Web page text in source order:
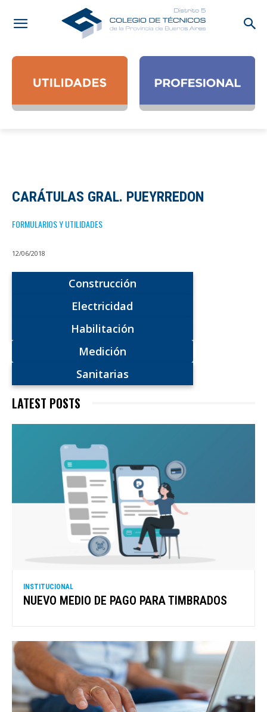
CARÁTULAS GRAL. PUEYRREDON
FORMULARIOS Y UTILIDADES
12/06/2018
Construcción
Electricidad
Habilitación
Medición
Sanitarias
LATEST POSTS
INSTITUCIONAL
NUEVO MEDIO DE PAGO PARA TIMBRADOS